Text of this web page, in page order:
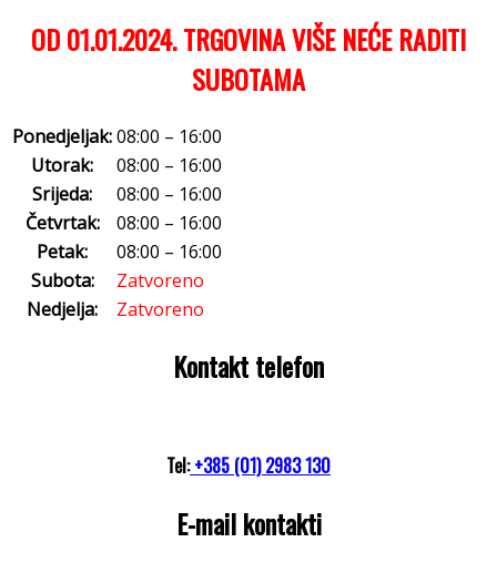
OD 01.01.2024. TRGOVINA VIŠE NEĆE RADITI
SUBOTAMA
Ponedjeljak:08:00 – 16:00
Utorak:
08:00 – 16:00
Srijeda:
08:00 – 16:00
Četvrtak:
08:00 – 16:00
Petak:
08:00 – 16:00
Subota:
Zatvoreno
Nedjelja:
Zatvoreno
Kontakt telefon
Tel:+385 (01) 2983 130
E-mail kontakti